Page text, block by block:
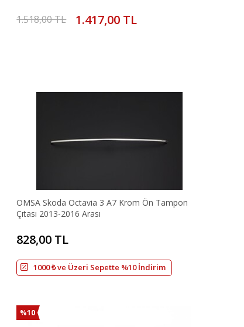
1.518,00 TL 1.417,00 TL
OMSA Skoda Octavia 3 A7 Krom Ön Tampon
Çıtası 2013-2016 Arası
828,00 TL
1000 ₺ ve Üzeri Sepette %10 İndirim
%10